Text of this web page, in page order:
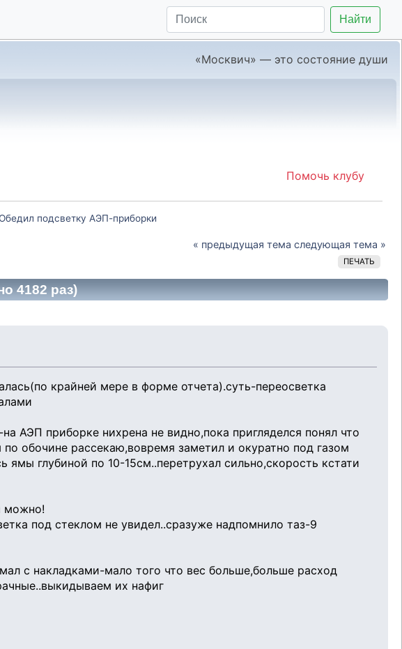
Найти
«Москвич» — это состояние души
Помочь клубу
подсветку АЭП-приборки
« предыдущая тема следующая тема »
ПЕЧАТЬ
4182 раз)
крайней мере в форме отчета).суть-переосветка
АЭП приборке нихрена не видно,пока пригляделся понял что
обочине рассекаю,вовремя заметил и окуратно под газом
ямы глубиной по 10-15см..перетрухал сильно,скорость кстати
можно!
под стеклом не увидел..сразуже надпомнило таз-9
с накладками-мало того что вес больше,больше расход
их нафиг